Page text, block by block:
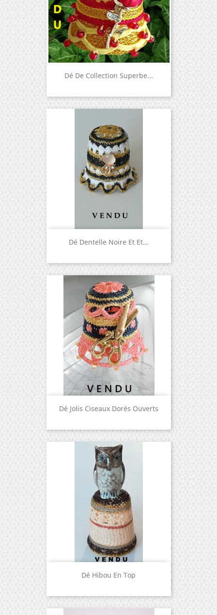
Dé De Collection Superbe...
Dé Dentelle Noire Et Et...
Dé Jolis Ciseaux Dorés Ouverts
Dé Hibou En Top